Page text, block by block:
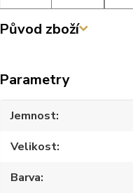
Původ zboží
Parametry
Jemnost
Velikost
Barva